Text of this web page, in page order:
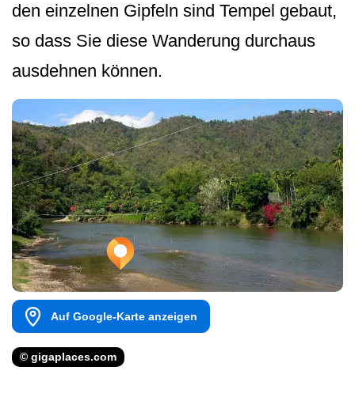
den einzelnen Gipfeln sind Tempel gebaut,
so dass Sie diese Wanderung durchaus
ausdehnen können.
Auf Google-Karte anzeigen
© gigaplaces.com